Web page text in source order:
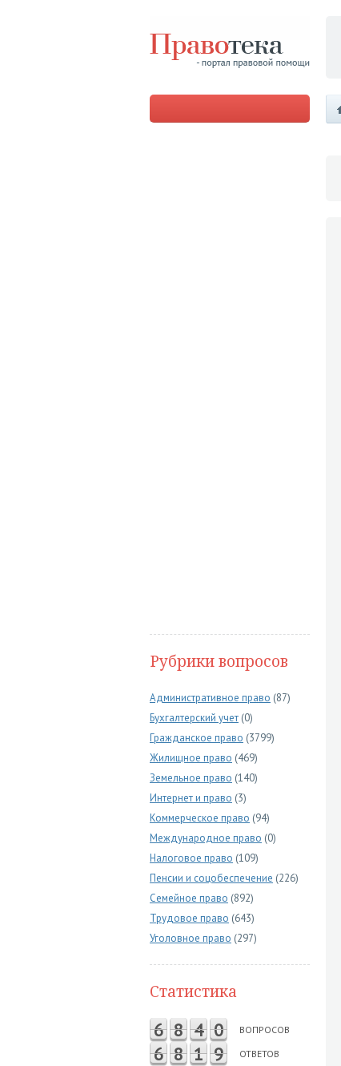
Рубрики вопросов
Административное право (87)
Бухгалтерский учет (0)
Гражданское право (3799)
Жилищное право (469)
Земельное право (140)
Интернет и право (3)
Коммерческое право (94)
Международное право (0)
Налоговое право (109)
Пенсии и соцобеспечение (226)
Семейное право (892)
Трудовое право (643)
Уголовное право (297)
Статистика
6 8 4 0 ВОПРОСОВ
6 8 1 9 ОТВЕТОВ